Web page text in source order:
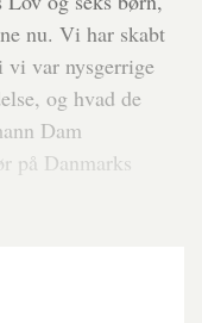
nu. Vi har skabt
vi var nysgerrige
og hvad de
Dam
på Danmarks